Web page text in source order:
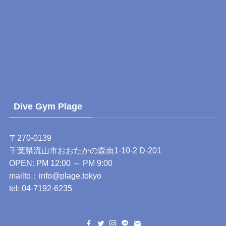
Dive Gym Plage
〒270-0139
千葉県流山市おおたかの森南1-10-2 D-201
OPEN: PM 12:00 ～ PM 9:00
mailto： info@plage.tokyo
tel: 04-7192-6235